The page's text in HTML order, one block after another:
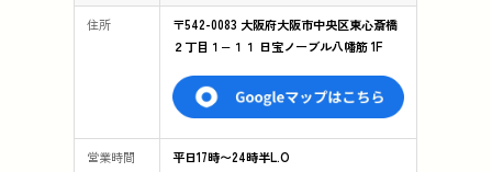
住所
〒542-0083 大阪府大阪市中央区東心斎橋
２丁目１−１１ 日宝ノーブル八幡筋 1F
営業時間
平日17時〜24時半L.O